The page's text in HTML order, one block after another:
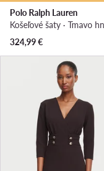
Polo Ralph Lauren
324,99€